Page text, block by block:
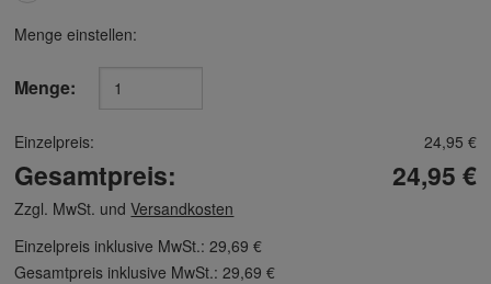
Menge einstellen:
Menge:
Einzelpreis: 24,95 €
Gesamtpreis: 24,95 €
Zzgl. MwSt. undVersandkosten
Einzelpreis inklusive MwSt.:29,69 €
Gesamtpreis inklusive MwSt.:29,69 €